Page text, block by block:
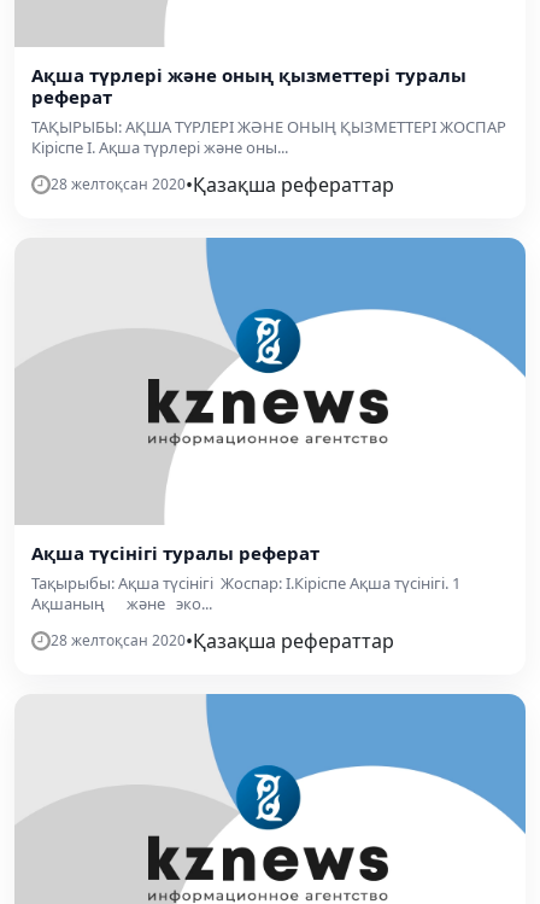
Ақша түрлері және оның қызметтері туралы
реферат
ТАҚЫРЫБЫ: АҚША ТҮРЛЕРІ ЖӘНЕ ОНЫҢ ҚЫЗМЕТТЕРІ ЖОСПАР
Кіріспе І. Ақша түрлері және оны...
28 желтоқсан 2020•Қазақша рефераттар
Ақша түсінігі туралы реферат
Тақырыбы: Ақша түсінігі Жоспар: І.Кіріспе Ақша түсінігі. 1
Ақшаның және эко...
28 желтоқсан 2020•Қазақша рефераттар